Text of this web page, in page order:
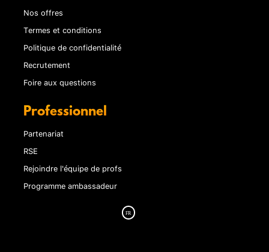
Nos offres
Termes et conditions
Politique de confidentialité
Recrutement
Foire aux questions
Professionnel
Partenariat
RSE
Rejoindre l'équipe de profs
Programme ambassadeur